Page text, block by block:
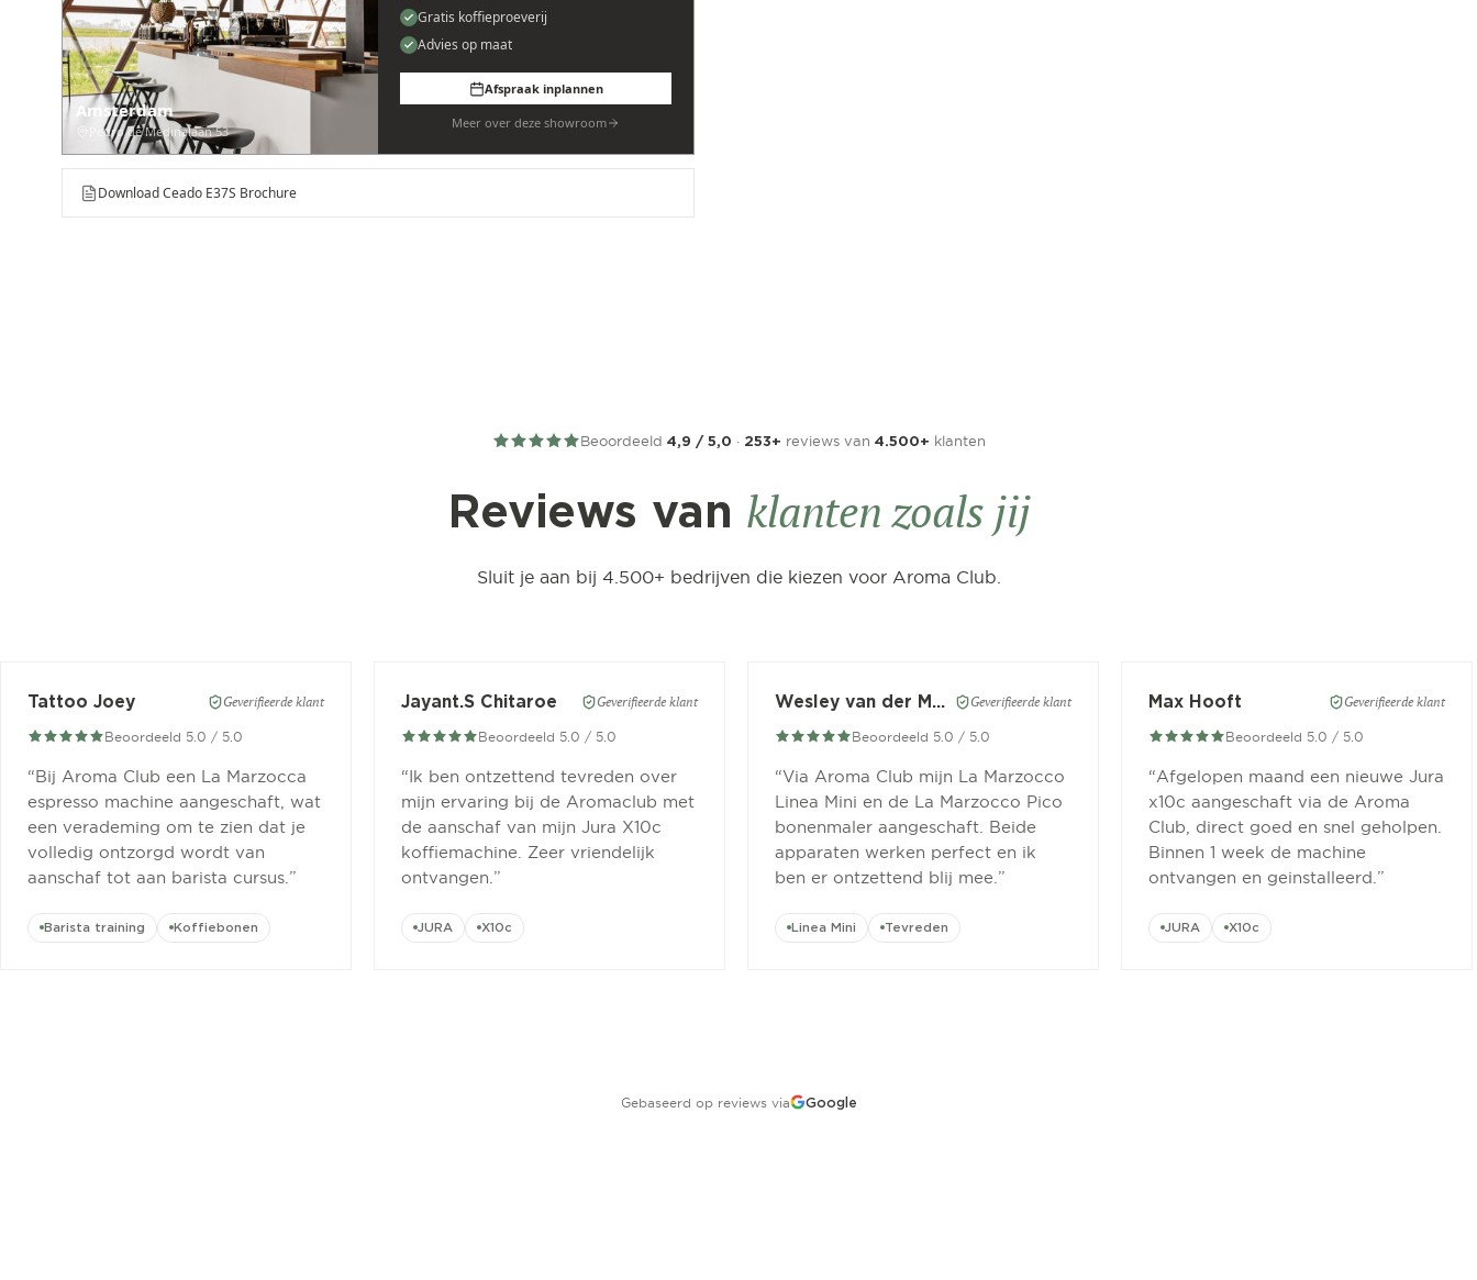
Amsterdam
Pedro de Medinalaan 53
Gratis koffieproeverij
Advies op maat
Afspraak inplannen
Meer over deze showroom
Download Ceado E37S Brochure
Beoordeeld 4,9 / 5,0 · 253+ reviews van 4.500+ klanten
Reviews van klanten zoals jij
Sluit je aan bij 4.500+ bedrijven die kiezen voor Aroma Club.
Tattoo Joey Geverifieerde klant
Beoordeeld 5.0 / 5.0
“Bij Aroma Club een La Marzocca
espresso machine aangeschaft, wat
een verademing om te zien dat je
volledig ontzorgd wordt van
aanschaf tot aan barista cursus. ”
Barista training Koffiebonen
Jayant.S Chitaroe Geverifieerde klant
Beoordeeld 5.0 / 5.0
“Ik ben ontzettend tevreden over
mijn ervaring bij de Aromaclub met
de aanschaf van mijn Jura X10c
koffiemachine. Zeer vriendelijk
ontvangen. ”
JURA X10c
Wesley van der Meer Geverifieerde klant
Beoordeeld 5.0 / 5.0
“Via Aroma Club mijn La Marzocco
Linea Mini en de La Marzocco Pico
bonenmaler aangeschaft. Beide
apparaten werken perfect en ik
ben er ontzettend blij mee. ”
Linea Mini Tevreden
Max Hooft Geverifieerde klant
Beoordeeld 5.0 / 5.0
“Afgelopen maand een nieuwe Jura
x10c aangeschaft via de Aroma
Club, direct goed en snel geholpen.
Binnen 1 week de machine
ontvangen en geinstalleerd. ”
JURA X10c
Gebaseerd op reviews via Google